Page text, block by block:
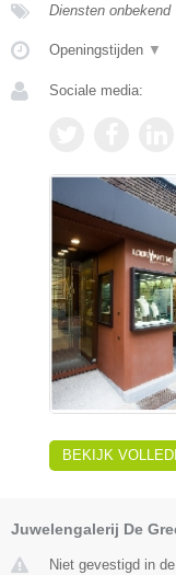
Diensten onbekend
Openingstijden ▼
Sociale media:
BEKIJK
Juwelengalerij De
Niet gevestigd in